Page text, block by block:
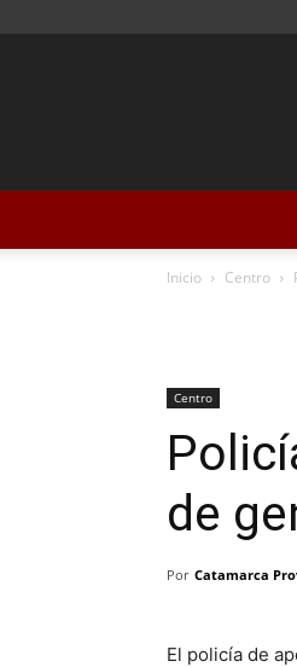
Inicio Centro
Centro
de
Por Catamarca
El policía de